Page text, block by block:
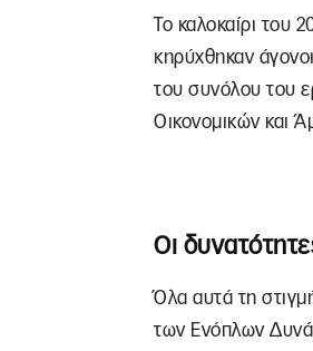
Το καλοκαίρι του
κηρύχθηκαν
του συνόλου του
Οικονομικών και
Οι
Όλα αυτά τη
των Ενόπλων